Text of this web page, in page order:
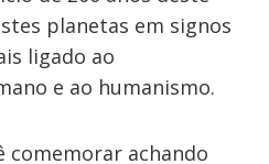
planetas em signos
ligado ao
e ao humanismo.
comemorar achando